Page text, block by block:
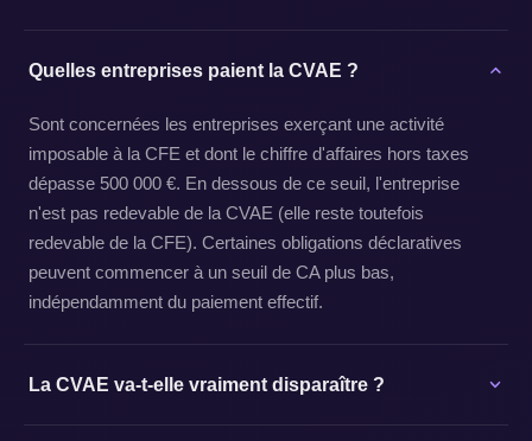
Quelles entreprises paient la CVAE ?
Sont concernées les entreprises exerçant une activité
imposable à la CFE et dont le chiffre d'affaires hors taxes
dépasse 500 000 €. En dessous de ce seuil, l'entreprise
n'est pas redevable de la CVAE (elle reste toutefois
redevable de la CFE). Certaines obligations déclaratives
peuvent commencer à un seuil de CA plus bas,
indépendamment du paiement effectif.
La CVAE va-t-elle vraiment disparaître ?